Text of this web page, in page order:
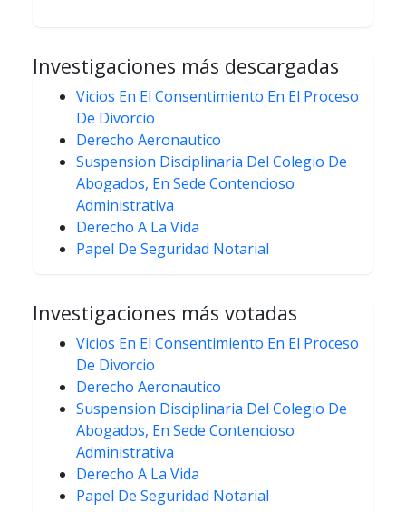
Investigaciones más descargadas
Vicios En El Consentimiento En El Proceso
De Divorcio
Derecho Aeronautico
Suspension Disciplinaria Del Colegio De
Abogados, En Sede Contencioso
Administrativa
Derecho A La Vida
Papel De Seguridad Notarial
Investigaciones más votadas
Vicios En El Consentimiento En El Proceso
De Divorcio
Derecho Aeronautico
Suspension Disciplinaria Del Colegio De
Abogados, En Sede Contencioso
Administrativa
Derecho A La Vida
Papel De Seguridad Notarial